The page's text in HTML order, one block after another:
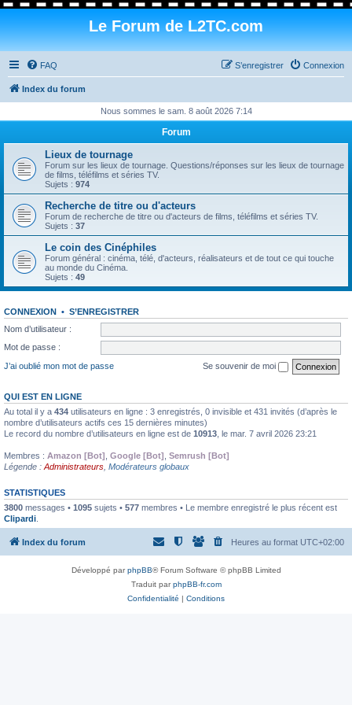
Le Forum de L2TC.com
FAQ Connexion
S’enregistrer
Index du forum
Nous sommes le sam. 8 août 2026 7:14
Forum
Lieux de tournage
Forum sur les lieux de tournage. Questions/réponses sur les lieux de tournage
de films, téléfilms et séries TV.
Sujets : 974
Recherche de titre ou d'acteurs
Forum de recherche de titre ou d'acteurs de films, téléfilms et séries TV.
Sujets : 37
Le coin des Cinéphiles
Forum général : cinéma, télé, d'acteurs, réalisateurs et de tout ce qui touche
au monde du Cinéma.
Sujets : 49
CONNEXION • S’ENREGISTRER
Nom d’utilisateur :
Mot de passe :
J’ai oublié mon mot de passe
Se souvenir de moi
QUI EST EN LIGNE
Au total il y a 434 utilisateurs en ligne : 3 enregistrés, 0 invisible et 431 invités (d’après le
nombre d’utilisateurs actifs ces 15 dernières minutes)
Le record du nombre d’utilisateurs en ligne est de 10913 , le mar. 7 avril 2026 23:21
Membres : Amazon [Bot] Google [Bot] Semrush [Bot]
Légende : Administrateurs Modérateurs globaux
STATISTIQUES
3800 messages • 1095 sujets • 577 membres • Le membre enregistré le plus récent est
Clipardi
Index du forum Heures au format UTC+02:00
Développé parphpBB® Forum Software © phpBB Limited
Traduit parphpBB-fr.com
Confidentialité | Conditions